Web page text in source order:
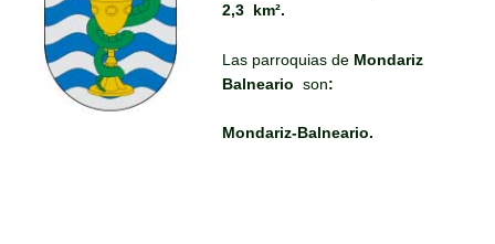
2,3 km².
Las parroquias de Mondariz
Balneario son:
Mondariz-Balneario.